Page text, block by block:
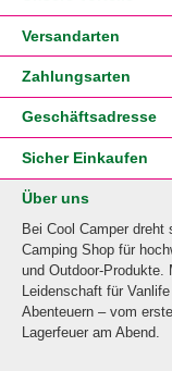
Versandarten
Zahlungsarten
Geschäftsadresse
Sicher Einkaufen
Über uns
Bei Cool Camper
Camping Shop für
und Outdoor-
Leidenschaft für
Abenteuern – vom
Lagerfeuer am Abend.